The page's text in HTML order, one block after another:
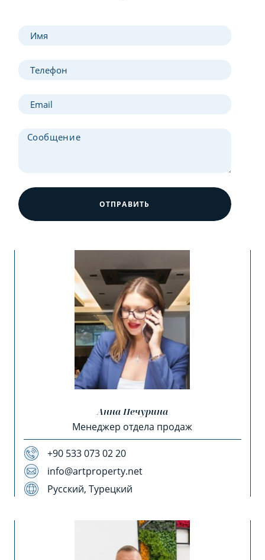
ОТПРАВИТЬ
Анна Печурина
Менеджер отдела продаж
+90 533 073 02 20
info@artproperty.net
Русский, Турецкий